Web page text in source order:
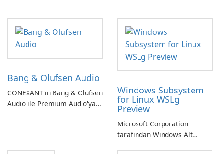
Bang & Olufsen Audio
CONEXANT'ın Bang & Olufsen
Audio ile Premium Audio'ya
Windows Subsystem
for Linux WSLg
Preview
Microsoft Corporation
tarafından Windows Alt